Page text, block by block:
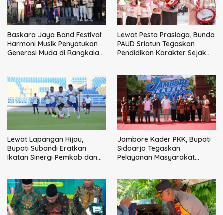
Baskara Jaya Band Festival:
Harmoni Musik Penyatukan
Generasi Muda di Rangkaian
Lewat Pesta Prasiaga, Bunda
PAUD Sriatun Tegaskan
Pendidikan Karakter Sejak
Lewat Lapangan Hijau,
Bupati Subandi Eratkan
Ikatan Sinergi Pemkab dan
Jambore Kader PKK, Bupati
Sidoarjo Tegaskan
Pelayanan Masyarakat